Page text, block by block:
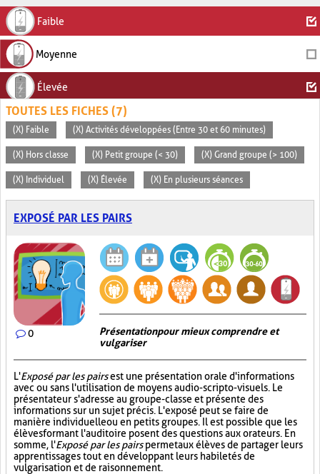
Faible
Moyenne
Élevée
TOUTES LES FICHES (7)
(X) Faible (X) Activités développées (Entre 30 et 60 minutes)
(X) Hors classe (X) Petit groupe (< 30) (X) Grand groupe (> 100)
(X) Individuel (X) Élevée (X) En plusieurs séances
EXPOSÉ PAR LES PAIRS
0
Présentation pour mieux comprendre et
vulgariser
L'Exposé par les pairsest une présentation orale d'informations
avec ou sans l'utilisation de moyens audio-scripto-visuels. Le
présentateur s'adresse au groupe-classe et présente des
informations sur un sujet précis. L'exposé peut se faire de
manière individuelle ou en petits groupes. Il est possible que les
élèves formant l'auditoire posent des questions aux orateurs. En
somme, l'Exposé par les pairspermet aux élèves de partager leurs
apprentissages tout en développant leurs habiletés de
vulgarisation et de raisonnement.